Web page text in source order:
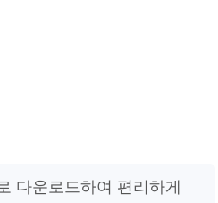
다운로드하여 편리하게